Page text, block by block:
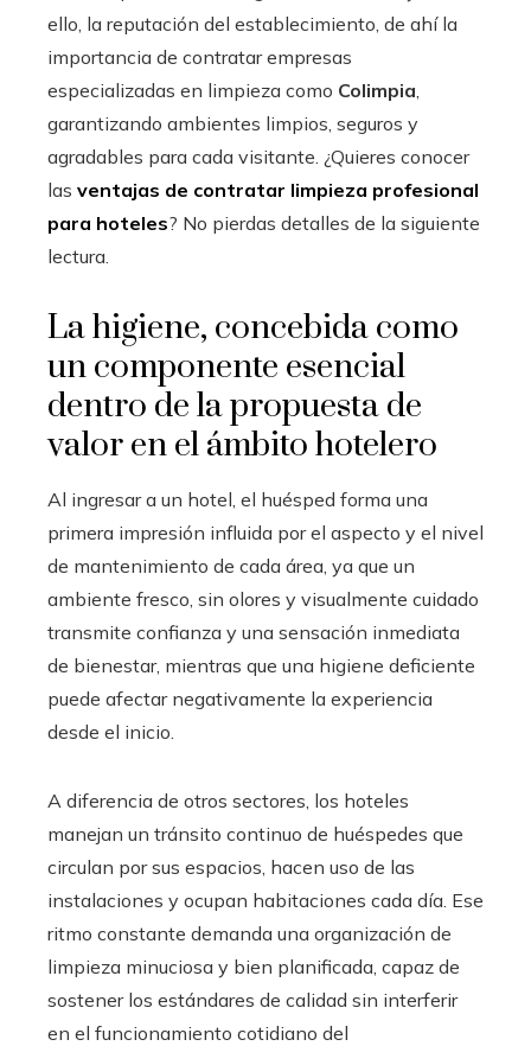
ello, la reputación del establecimiento, de ahí la
importancia de contratar empresas
especializadas en limpieza como Colimpia
garantizando ambientes limpios, seguros y
agradables para cada visitante. ¿Quieres conocer
las ventajas de contratar limpieza profesional
para hoteles? No pierdas detalles de la siguiente
lectura.
La higiene, concebida como
un componente esencial
dentro de la propuesta de
valor en el ámbito hotelero
Al ingresar a un hotel, el huésped forma una
primera impresión influida por el aspecto y el nivel
de mantenimiento de cada área, ya que un
ambiente fresco, sin olores y visualmente cuidado
transmite confianza y una sensación inmediata
de bienestar, mientras que una higiene deficiente
puede afectar negativamente la experiencia
desde el inicio.
A diferencia de otros sectores, los hoteles
manejan un tránsito continuo de huéspedes que
circulan por sus espacios, hacen uso de las
instalaciones y ocupan habitaciones cada día. Ese
ritmo constante demanda una organización de
limpieza minuciosa y bien planificada, capaz de
sostener los estándares de calidad sin interferir
en el funcionamiento cotidiano del